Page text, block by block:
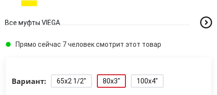
Все муфты VIEGA
Прямо сейчас 7 человек смотрит этот товар
Вариант: 65x2 1/2" 80x3" 100x4"